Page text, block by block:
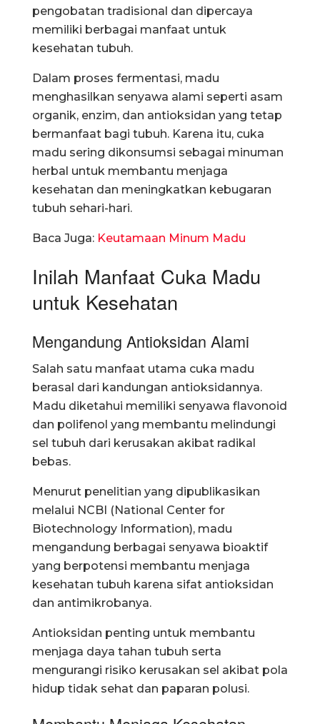
pengobatan tradisional dan dipercaya
memiliki berbagai manfaat untuk
kesehatan tubuh.
Dalam proses fermentasi, madu
menghasilkan senyawa alami seperti asam
organik, enzim, dan antioksidan yang tetap
bermanfaat bagi tubuh. Karena itu, cuka
madu sering dikonsumsi sebagai minuman
herbal untuk membantu menjaga
kesehatan dan meningkatkan kebugaran
tubuh sehari-hari.
Baca Juga: Keutamaan Minum Madu
Inilah Manfaat Cuka Madu
untuk Kesehatan
Mengandung Antioksidan Alami
Salah satu manfaat utama cuka madu
berasal dari kandungan antioksidannya.
Madu diketahui memiliki senyawa flavonoid
dan polifenol yang membantu melindungi
sel tubuh dari kerusakan akibat radikal
bebas.
Menurut penelitian yang dipublikasikan
melalui NCBI (National Center for
Biotechnology Information), madu
mengandung berbagai senyawa bioaktif
yang berpotensi membantu menjaga
kesehatan tubuh karena sifat antioksidan
dan antimikrobanya.
Antioksidan penting untuk membantu
menjaga daya tahan tubuh serta
mengurangi risiko kerusakan sel akibat pola
hidup tidak sehat dan paparan polusi.